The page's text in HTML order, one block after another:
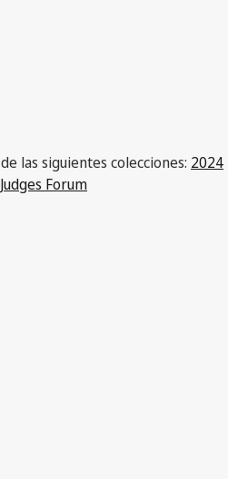
las siguientes colecciones: 2024
Forum